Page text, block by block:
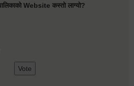
Website कस्तो लाग्यो?